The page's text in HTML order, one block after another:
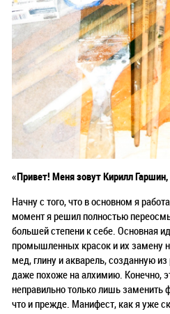
«Привет! Меня зовут Кирилл
Начну с того, что в основном я
момент я решил полностью
большей степени к себе. Основная
промышленных красок и их замену
мед, глину и акварель, созданную
даже похоже на алхимию. Конечно,
неправильно только лишь заменить
что и прежде. Манифест, как я уже